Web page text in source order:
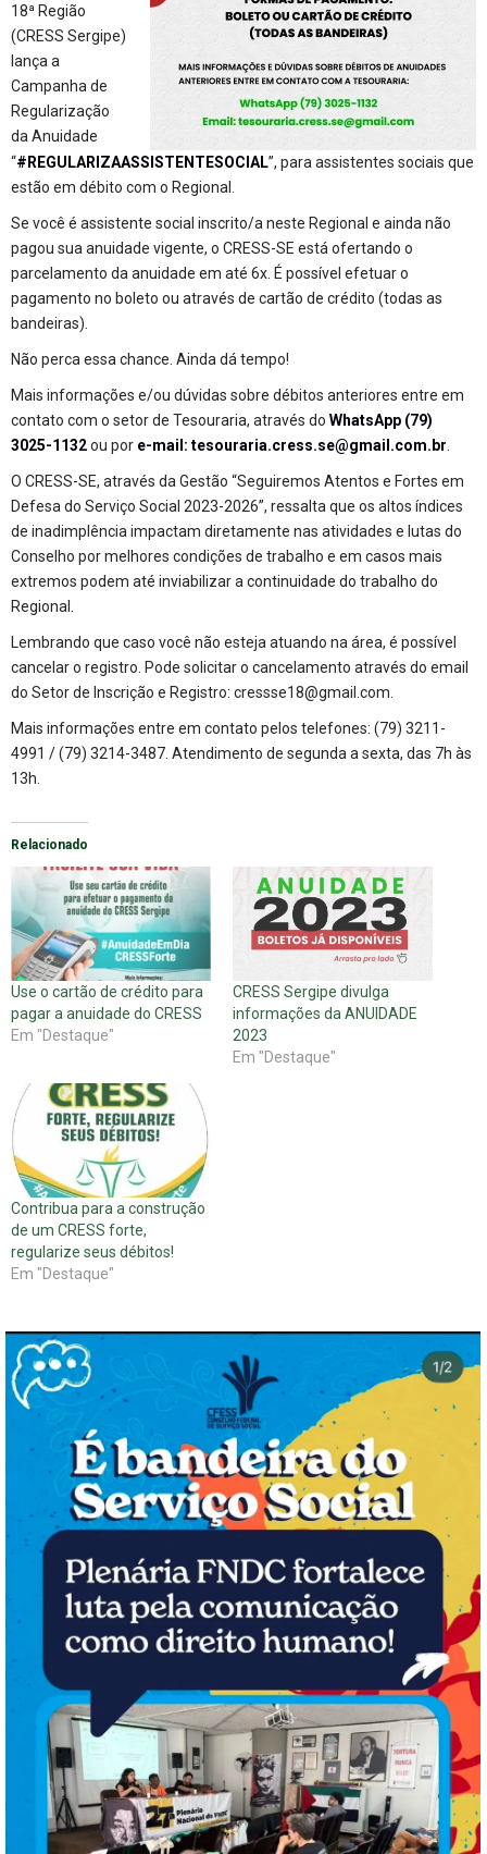
18ª Região
(CRESS Sergipe)
lança a
Campanha de
Regularização
da Anuidade
“#REGULARIZAASSISTENTESOCIAL”, para assistentes sociais que
estão em débito com o Regional.
Se você é assistente social inscrito/a neste Regional e ainda não
pagou sua anuidade vigente, o CRESS-SE está ofertando o
parcelamento da anuidade em até 6x. É possível efetuar o
pagamento no boleto ou através de cartão de crédito (todas as
bandeiras).
Não perca essa chance. Ainda dá tempo!
Mais informações e/ou dúvidas sobre débitos anteriores entre em
contato com o setor de Tesouraria, através do WhatsApp (79)
3025-1132ou por e-mail: tesouraria.cress.se@gmail.com.br
O CRESS-SE, através da Gestão “Seguiremos Atentos e Fortes em
Defesa do Serviço Social 2023-2026”, ressalta que os altos índices
de inadimplência impactam diretamente nas atividades e lutas do
Conselho por melhores condições de trabalho e em casos mais
extremos podem até inviabilizar a continuidade do trabalho do
Regional.
Lembrando que caso você não esteja atuando na área, é possível
cancelar o registro. Pode solicitar o cancelamento através do email
do Setor de Inscrição e Registro: cressse18@gmail.com.
Mais informações entre em contato pelos telefones: (79) 3211-
4991 / (79) 3214-3487. Atendimento de segunda a sexta, das 7h às
13h.
Relacionado
Use o cartão de crédito para
pagar a anuidade do CRESS
Em "Destaque"
CRESS Sergipe divulga
informações da ANUIDADE
2023
Em "Destaque"
Contribua para a construção
de um CRESS forte,
regularize seus débitos!
Em "Destaque"